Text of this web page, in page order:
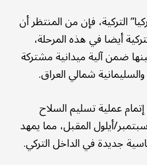
التركية، فإن من المنتظر أن
أيضا في هذه المرحلة،
ضمن آلية ميدانية مشتركة
شمالي العراق.
عملية تسليم السلاح
أيلول المقبل، مما يمهد
جديدة في الداخل التركي.